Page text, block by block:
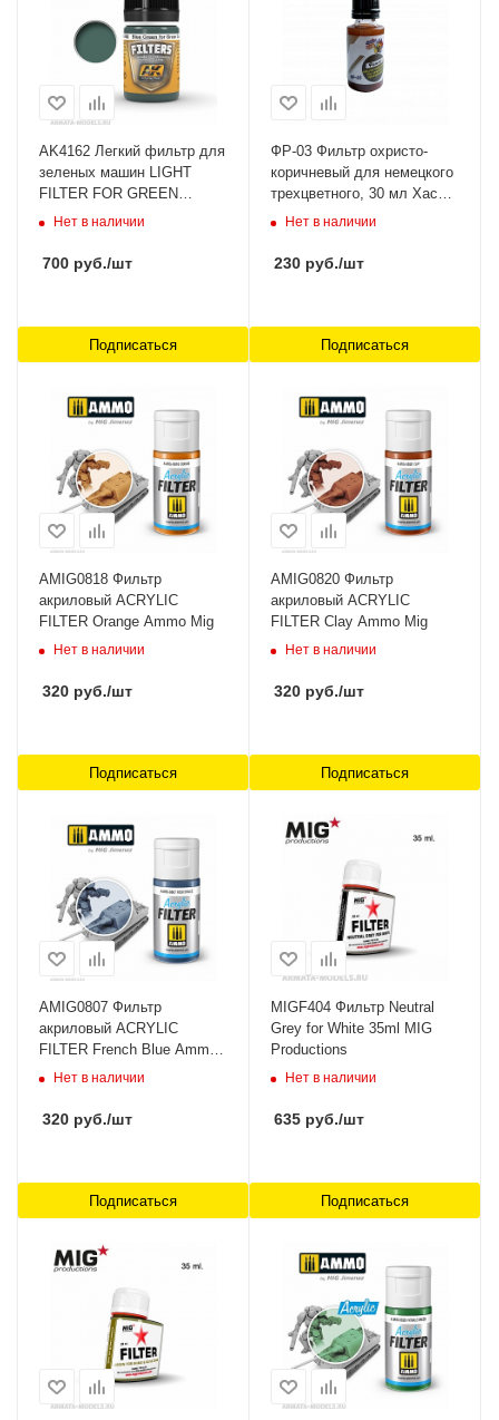
AK4162 Легкий фильтр для
зеленых машин LIGHT
FILTER FOR GREEN
VEHICLES AK-Interactive
Нет в наличии
700 руб./шт
Подписаться
ФР-03 Фильтр охристо-
коричневый для немецкого
трехцветного, 30 мл Хася
Моделист
Нет в наличии
230 руб./шт
Подписаться
AMIG0818 Фильтр
акриловый ACRYLIC
FILTER Orange Ammo Mig
Нет в наличии
320 руб./шт
Подписаться
AMIG0820 Фильтр
акриловый ACRYLIC
FILTER Clay Ammo Mig
Нет в наличии
320 руб./шт
Подписаться
AMIG0807 Фильтр
акриловый ACRYLIC
FILTER French Blue Ammo
MigНет в наличии
320 руб./шт
Подписаться
MIGF404 Фильтр Neutral
Grey for White 35ml MIG
Productions
Нет в наличии
635 руб./шт
Подписаться